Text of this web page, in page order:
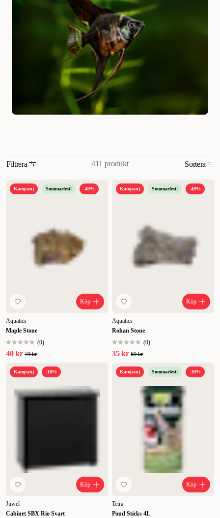
Filtrera 411 produkt Sortera
Relevans
Lägsta pris
Kampanj Sommarfest! -49%
Köp
Aquatics
Maple Stone
(0)
40 kr 79 kr
Kampanj Sommarfest! -49%
Köp
Aquatics
Rohan Stone
(0)
35 kr 69 kr
Kampanj -10%
Köp
Juwel
Cabinet SBX Rio Svart
Kampanj Sommarfest! -30%
Köp
Tetra
Pond Sticks 4L